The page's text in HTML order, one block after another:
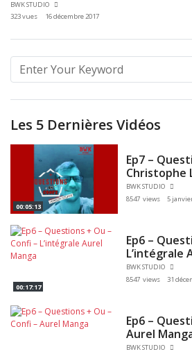
BWK STUDIO
323 vues
16 décembre 2017
Les 5 Dernières Vidéos
00:05:13
Ep7 –
Christophe
BWK STUDIO
8547 views
5
00:17:17
Ep6 –
L’intégrale
BWK STUDIO
8547 views
31
Ep6 –
Aurel
BWK STUDIO